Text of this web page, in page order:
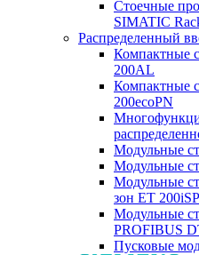
Стоечные
SIMATIC
Распределенный
Компактные
200AL
Компактные
200ecoPN
Модульные
Модульные
Модульные
зон ET 200iSP
Модульные
PROFIBUS
Пусковые